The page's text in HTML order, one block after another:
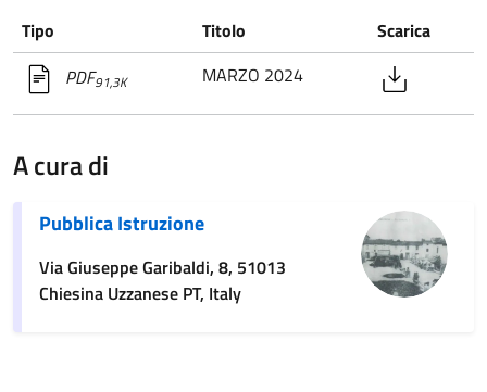
Tipo Titolo
Scarica
PDF91,3K MARZO 2024
A cura di
Pubblica Istruzione
Via Giuseppe Garibaldi, 8, 51013
Chiesina Uzzanese PT, Italy